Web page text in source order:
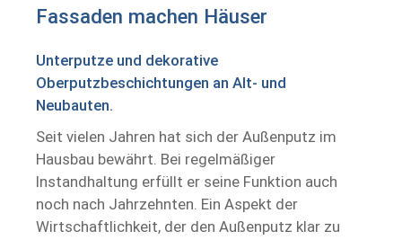
Fassaden
Innenräume
Wärmedämmung
Trockenausbau
Fassaden machen Häuser
Unterputze und dekorative
Oberputzbeschichtungen an Alt- und
Neubauten.
Seit vielen Jahren hat sich der Außenputz im
Hausbau bewährt. Bei regelmäßiger
Instandhaltung erfüllt er seine Funktion auch
noch nach Jahrzehnten. Ein Aspekt der
Wirtschaftlichkeit, der den Außenputz klar zu